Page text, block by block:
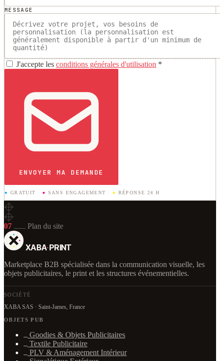
MESSAGE
J'accepte les conditions générales d'utilisation *
ENVOYER MA DEMANDE
● GRATUIT · ● SANS ENGAGEMENT · ● RÉPONSE 24 H
07 Plan du site
XABA·PRINT
Marketplace B2B spécialisée dans la communication visuelle, les
objets publicitaires, le print et les structures événementielles.
SOCIÉTÉ
XABA SAS · Saint-James, France
OBJETS PUB
Goodies & Objets Publicitaires
Textile Publicitaire
PLV & Aménagement Intérieur